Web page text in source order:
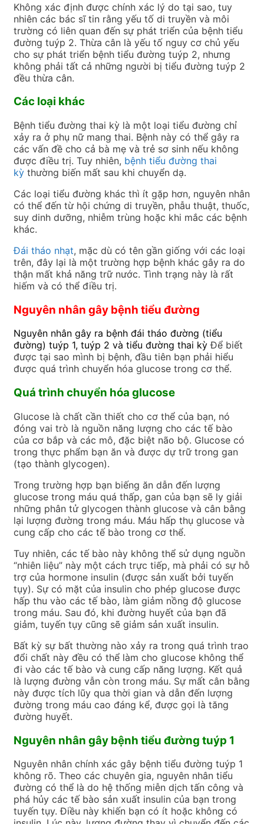
Không xác định được chính xác lý do tại sao, tuy
nhiên các bác sĩ tin rằng yếu tố di truyền và môi
trường có liên quan đến sự phát triển của bệnh tiểu
đường tuýp 2. Thừa cân là yếu tố nguy cơ chủ yếu
cho sự phát triển bệnh tiểu đường tuýp 2, nhưng
không phải tất cả những người bị tiểu đường tuýp 2
đều thừa cân.
Các loại khác
Bệnh tiểu đường thai kỳ là một loại tiểu đường chỉ
xảy ra ở phụ nữ mang thai. Bệnh này có thể gây ra
các vấn đề cho cả bà mẹ và trẻ sơ sinh nếu không
được điều trị. Tuy nhiên, bệnh tiểu đường thai
kỳ thường biến mất sau khi chuyển dạ.
Các loại tiểu đường khác thì ít gặp hơn, nguyên nhân
có thể đến từ hội chứng di truyền, phẫu thuật, thuốc,
suy dinh dưỡng, nhiễm trùng hoặc khi mắc các bệnh
khác.
Đái tháo nhạt, mặc dù có tên gần giống với các loại
trên, đây lại là một trường hợp bệnh khác gây ra do
thận mất khả năng trữ nước. Tình trạng này là rất
hiếm và có thể điều trị.
Nguyên nhân gây bệnh tiểu đường
Nguyên nhân gây ra bệnh đái tháo đường (tiểu
đường) tuýp 1, tuýp 2 và tiểu đường thai kỳĐể biết
được tại sao mình bị bệnh, đầu tiên bạn phải hiểu
được quá trình chuyển hóa glucose trong cơ thể.
Quá trình chuyển hóa glucose
Glucose là chất cần thiết cho cơ thể của bạn, nó
đóng vai trò là nguồn năng lượng cho các tế bào
của cơ bắp và các mô, đặc biệt não bộ. Glucose có
trong thực phẩm bạn ăn và được dự trữ trong gan
(tạo thành glycogen).
Trong trường hợp bạn biếng ăn dẫn đến lượng
glucose trong máu quá thấp, gan của bạn sẽ ly giải
những phân tử glycogen thành glucose và cân bằng
lại lượng đường trong máu. Máu hấp thụ glucose và
cung cấp cho các tế bào trong cơ thể.
Tuy nhiên, các tế bào này không thể sử dụng nguồn
“nhiên liệu” này một cách trực tiếp, mà phải có sự hỗ
trợ của hormone insulin (được sản xuất bởi tuyến
tụy). Sự có mặt của insulin cho phép glucose được
hấp thu vào các tế bào, làm giảm nồng độ glucose
trong máu. Sau đó, khi đường huyết của bạn đã
giảm, tuyến tụy cũng sẽ giảm sản xuất insulin.
Bất kỳ sự bất thường nào xảy ra trong quá trình trao
đổi chất này đều có thể làm cho glucose không thể
đi vào các tế bào và cung cấp năng lượng. Kết quả
là lượng đường vẫn còn trong máu. Sự mất cân bằng
này được tích lũy qua thời gian và dẫn đến lượng
đường trong máu cao đáng kể, được gọi là tăng
đường huyết.
Nguyên nhân gây bệnh tiểu đường tuýp 1
Nguyên nhân chính xác gây bệnh tiểu đường tuýp 1
không rõ. Theo các chuyên gia, nguyên nhân tiểu
đường có thể là do hệ thống miễn dịch tấn công và
phá hủy các tế bào sản xuất insulin của bạn trong
tuyến tụy. Điều này khiến bạn có ít hoặc không có